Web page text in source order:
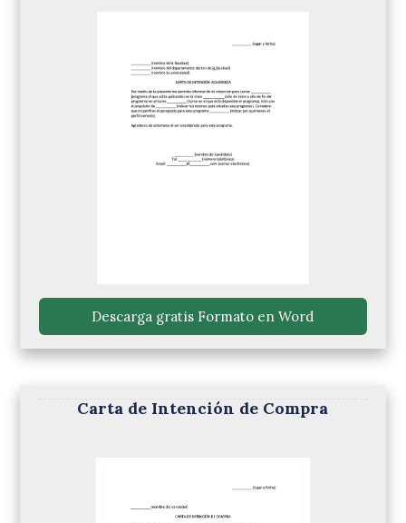
Descarga gratis Formato en Word
Carta de Intención de Compra